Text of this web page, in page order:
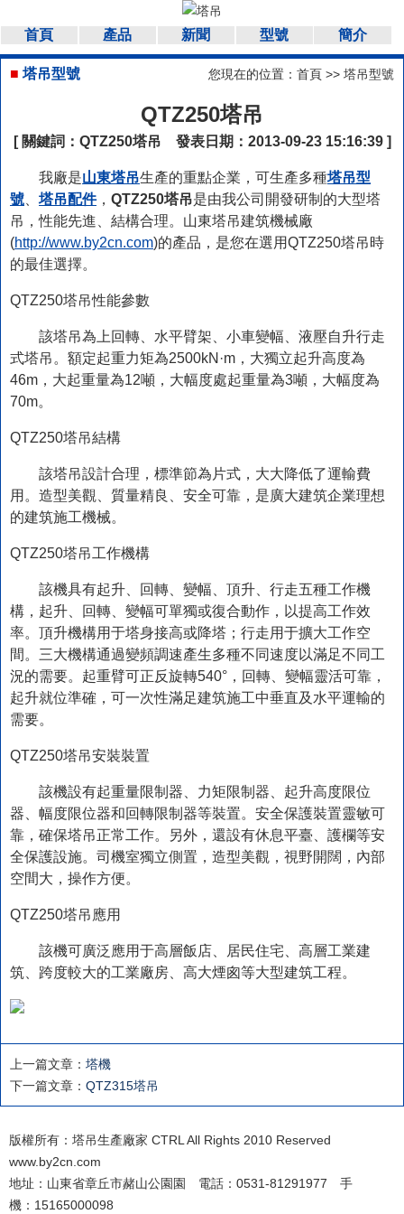
首頁 產品 新聞 型號 簡介
■ 塔吊型號 您現在的位置： 首頁 >> 塔吊型號
QTZ250塔吊
[ 關鍵詞： QTZ250塔吊 發表日期：2013-09-23 15:16:39 ]
我廠是山東塔吊生產的重點企業，可生產多種塔吊型
號
塔吊配件， QTZ250塔吊是由我公司開發研制的大型塔
吊，性能先進、結構合理。山東塔吊建筑機械廠
(http://www.by2cn.com)的產品，是您在選用QTZ250塔吊時
的最佳選擇。
QTZ250塔吊性能參數
該塔吊為上回轉、水平臂架、小車變幅、液壓自升行走
式塔吊。額定起重力矩為2500kN·m，大獨立起升高度為
46m，大起重量為12噸，大幅度處起重量為3噸，大幅度為
70m。
QTZ250塔吊結構
該塔吊設計合理，標準節為片式，大大降低了運輸費
用。造型美觀、質量精良、安全可靠，是廣大建筑企業理想
的建筑施工機械。
QTZ250塔吊工作機構
該機具有起升、回轉、變幅、頂升、行走五種工作機
構，起升、回轉、變幅可單獨或復合動作，以提高工作效
率。頂升機構用于塔身接高或降塔；行走用于擴大工作空
間。三大機構通過變頻調速產生多種不同速度以滿足不同工
況的需要。起重臂可正反旋轉540°，回轉、變幅靈活可靠，
起升就位準確，可一次性滿足建筑施工中垂直及水平運輸的
需要。
QTZ250塔吊安裝裝置
該機設有起重量限制器、力矩限制器、起升高度限位
器、幅度限位器和回轉限制器等裝置。安全保護裝置靈敏可
靠，確保塔吊正常工作。另外，還設有休息平臺、護欄等安
全保護設施。司機室獨立側置，造型美觀，視野開闊，內部
空間大，操作方便。
QTZ250塔吊應用
該機可廣泛應用于高層飯店、居民住宅、高層工業建
筑、跨度較大的工業廠房、高大煙囪等大型建筑工程。
上一篇文章： 塔機
下一篇文章： QTZ315塔吊
版權所有：塔吊生產廠家 CTRL All Rights 2010 Reserved
www.by2cn.com
地址：山東省章丘市赭山公園園 電話：0531-81291977 手
機：15165000098